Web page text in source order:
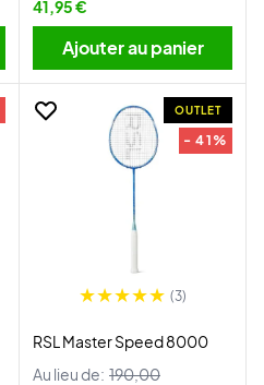
41,95 €
Ajouter au panier
OUTLET
- 41%
(3)
RSL Master Speed 8000
Au lieu de: 190,00